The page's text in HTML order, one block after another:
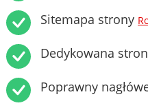
Sitemapa strony
Dedykowana
Poprawny